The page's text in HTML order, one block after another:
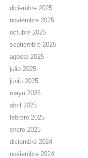
diciembre 2025
noviembre 2025
octubre 2025
septiembre 2025
agosto 2025
julio 2025
junio 2025
mayo 2025
abril 2025
febrero 2025
enero 2025
diciembre 2024
noviembre 2024